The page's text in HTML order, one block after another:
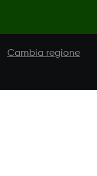
Cambia regione